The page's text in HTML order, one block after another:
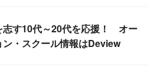
志す10代～20代を応援！ オー
ン・スクール情報はDeview